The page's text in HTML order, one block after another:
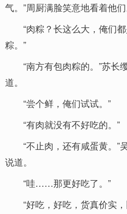
气。”周厨满脸笑意地看着他们
“肉粽？长这么大，俺们
粽。”
“南方有包肉粽的。”苏长
道。
“尝个鲜，俺们试试。”
“有肉就没有不好吃的。”
“不止肉，还有咸蛋黄。”
说道。
“哇……那更好吃了。”
“好吃，好吃，货真价实